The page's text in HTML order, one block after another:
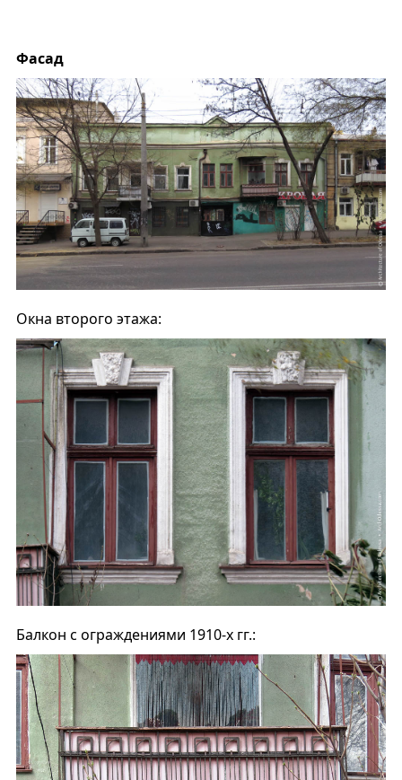
Фасад
Окна второго этажа:
Балкон с ограждениями 1910-х гг.: